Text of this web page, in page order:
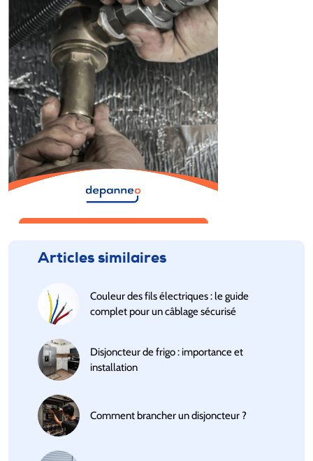
Articles similaires
Couleur des fils électriques : le guide
complet pour un câblage sécurisé
Disjoncteur de frigo : importance et
installation
Comment brancher un disjoncteur ?